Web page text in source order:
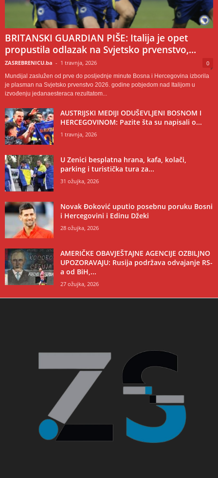
BRITANSKI GUARDIAN PIŠE: Italija je opet
propustila odlazak na Svjetsko prvenstvo,...
ZASREBRENICU.ba - 1 travnja, 2026 0
Mundijal zaslužen od prve do posljednje minute Bosna i Hercegovina izborila
je plasman na Svjetsko prvenstvo 2026. godine pobjedom nad Italijom u
izvođenju jedanaesteraca rezultatom...
AUSTRIJSKI MEDIJI ODUŠEVLJENI BOSNOM I
HERCEGOVINOM: Pazite šta su napisali o...
1 travnja, 2026
U Zenici besplatna hrana, kafa, kolači,
parking i turistička tura za...
31 ožujka, 2026
Novak Đoković uputio posebnu poruku Bosni
i Hercegovini i Edinu Džeki
28 ožujka, 2026
AMERIČKE OBAVJEŠTAJNE AGENCIJE OZBILJNO
UPOZORAVAJU: Rusija podržava odvajanje RS-
a od BiH,...
27 ožujka, 2026